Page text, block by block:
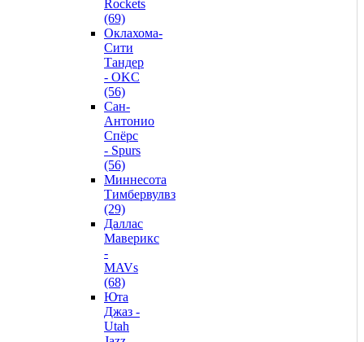
Rockets
(69)
Оклахома-
Сити
Тандер
- OKC
(56)
Сан-
Антонио
Спёрс
- Spurs
(56)
Миннесота
Тимбервулвз
(29)
Даллас
Маверикс
-
MAVs
(68)
Юта
Джаз -
Utah